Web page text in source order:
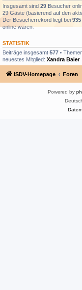
Insgesamt sind 29 Besucher
29 Gäste (basierend auf den
Der Besucherrekord liegt bei 935
online waren.
STATISTIK
Beiträge insgesamt 577 •
neuestes Mitglied: Xandra Baier
ISDV-Homepage Foren
Powered by